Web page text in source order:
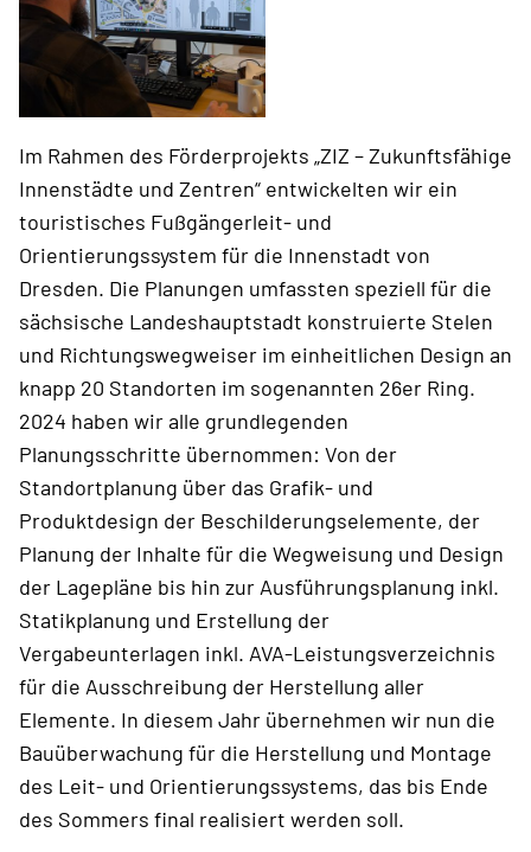
Im Rahmen des Förderprojekts „ZIZ – Zukunftsfähige
Innenstädte und Zentren“ entwickelten wir ein
touristisches Fußgängerleit- und
Orientierungssystem für die Innenstadt von
Dresden. Die Planungen umfassten speziell für die
sächsische Landeshauptstadt konstruierte Stelen
und Richtungswegweiser im einheitlichen Design an
knapp 20 Standorten im sogenannten 26er Ring.
2024 haben wir alle grundlegenden
Planungsschritte übernommen: Von der
Standortplanung über das Grafik- und
Produktdesign der Beschilderungselemente, der
Planung der Inhalte für die Wegweisung und Design
der Lagepläne bis hin zur Ausführungsplanung inkl.
Statikplanung und Erstellung der
Vergabeunterlagen inkl. AVA-Leistungsverzeichnis
für die Ausschreibung der Herstellung aller
Elemente. In diesem Jahr übernehmen wir nun die
Bauüberwachung für die Herstellung und Montage
des Leit- und Orientierungssystems, das bis Ende
des Sommers final realisiert werden soll.